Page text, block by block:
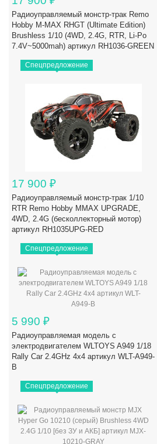
Радиоуправляемый монстр-трак Remo
Hobby M-MAX RHGT (Ultimate Edition)
Brushless 1/10 (4WD, 2.4G, RTR, Li-Po
7.4V~5000mah) артикул RH1036-GREEN
Спецпредложение
17 900 ₽
Радиоуправляемый монстр-трак 1/10
RTR Remo Hobby MMAX UPGRADE,
4WD, 2.4G (бесколлекторный мотор)
артикул RH1035UPG-RED
Спецпредложение
5 990 ₽
Радиоуправляемая модель с
электродвигателем WLTOYS A949 1/18
Rally Car 2.4GHz 4x4 артикул WLT-A949-
B
Спецпредложение